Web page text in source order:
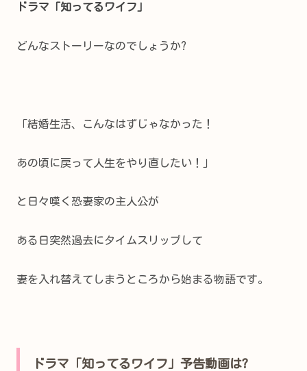
ドラマ「知ってるワイフ」
どんなストーリーなのでしょうか?
「結婚生活、こんなはずじゃなかった！
あの頃に戻って人生をやり直したい！」
と日々嘆く恐妻家の主人公が
ある日突然過去にタイムスリップして
妻を入れ替えてしまうところから始まる物語です。
ドラマ「知ってるワイフ」予告動画は?